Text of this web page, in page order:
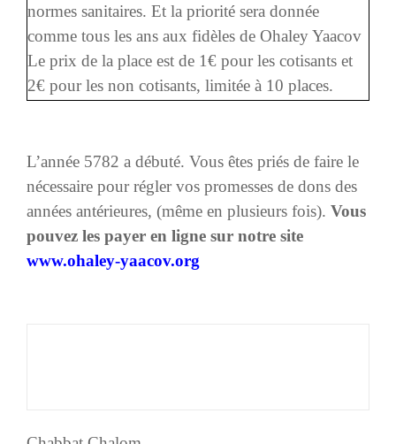
normes sanitaires. Et la priorité sera donnée
comme tous les ans aux fidèles de Ohaley Yaacov
Le prix de la place est de 1€ pour les cotisants et
2€ pour les non cotisants, limitée à 10 places.
L’année 5782 a débuté. Vous êtes priés de faire le
nécessaire pour régler vos promesses de dons des
années antérieures, (même en plusieurs fois). Vous
pouvez les payer en ligne sur notre site
www.ohaley-yaacov.org